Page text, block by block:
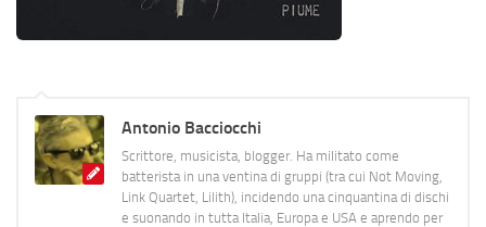
Antonio Bacciocchi
Scrittore, musicista, blogger. Ha militato come
batterista in una ventina di gruppi (tra cui Not Moving,
Link Quartet, Lilith), incidendo una cinquantina di dischi
e suonando in tutta Italia, Europa e USA e aprendo per